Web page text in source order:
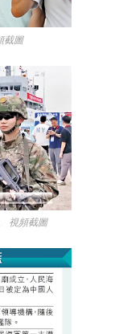
截圖
視頻截圖